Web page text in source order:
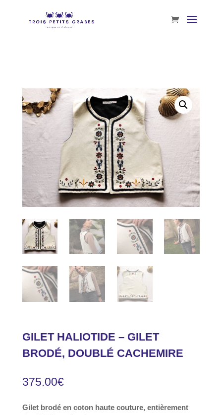
GILET HALIOTIDE – GILET
BRODÉ, DOUBLÉ CACHEMIRE
375.00€
Gilet brodé en coton haute couture, entièrement